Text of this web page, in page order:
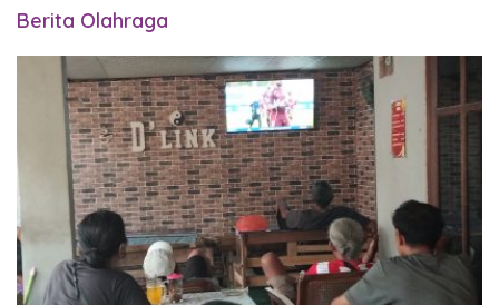
Berita Olahraga